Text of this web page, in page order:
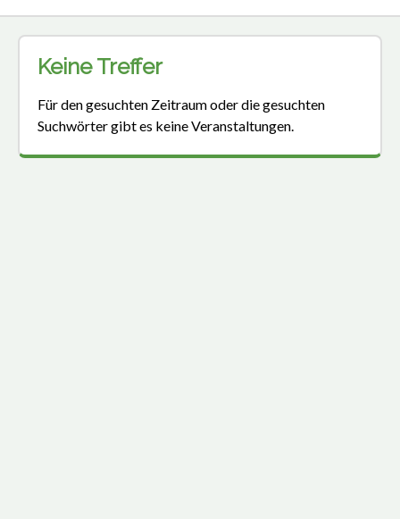
Keine Treffer
Für den gesuchten Zeitraum oder die gesuchten
Suchwörter gibt es keine Veranstaltungen.